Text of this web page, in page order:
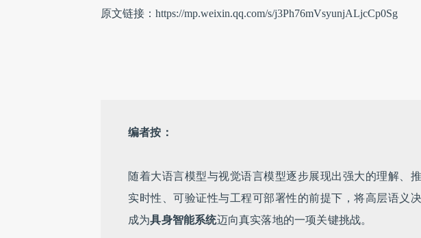
原文链接：https://mp.weixin.qq.com/s/j3Ph76mVsyunjALjcCp0Sg
编者按：
随着大语言模型与视觉语言模型逐步展现出强大的理解、
实时性、可验证性与工程可部署性的前提下，将高层语义
成为具身智能系统迈向真实落地的一项关键挑战。